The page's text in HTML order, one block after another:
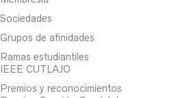
Sociedades
Grupos de afinidades
Ramas estudiantiles
IEEE CUTLAJO
Premios y reconocimientos